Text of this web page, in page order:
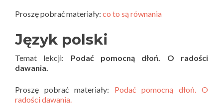
Proszę pobrać materiały: co to są równania
Język polski
Temat lekcji: Podać pomocną dłoń. O radości
dawania.
Proszę pobrać materiały: Podać pomocną dłoń. O
radości dawania.